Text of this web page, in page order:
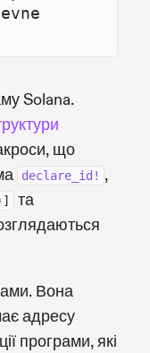
Solana.
що
declare_id! ,
та
Вона
адресу
програми, які